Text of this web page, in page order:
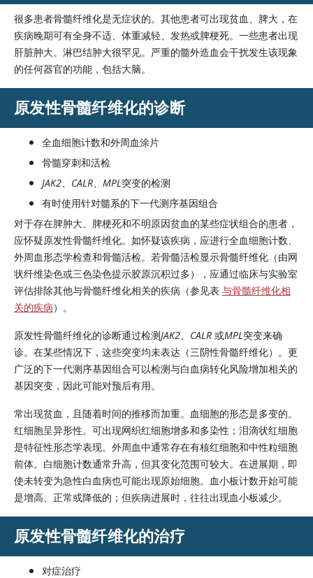
很多患者骨髓纤维化是无症状的。其他患者可出现贫血、脾大，在
疾病晚期可有全身不适、体重减轻、发热或脾梗死。一些患者出现
肝脏肿大。淋巴结肿大很罕见。严重的髓外造血会干扰发生该现象
的任何器官的功能，包括大脑。
原发性骨髓纤维化的诊断
全血细胞计数和外周血涂片
骨髓穿刺和活检
JAK2、 CALR、 MPL突变的检测
有时使用针对髓系的下一代测序基因组合
对于存在脾肿大、脾梗死和不明原因贫血的某些症状组合的患者，
应怀疑原发性骨髓纤维化。如怀疑该疾病，应进行全血细胞计数、
外周血形态学检查和骨髓活检。若骨髓活检显示骨髓纤维化（由网
状纤维染色或三色染色提示胶原沉积过多），应通过临床与实验室
评估排除其他与骨髓纤维化相关的疾病（参见表 与骨髓纤维化相
关的疾病）。
原发性骨髓纤维化的诊断通过检测JAK2、 CALR 或MPL突变来确
诊。在某些情况下，这些突变均未表达（三阴性骨髓纤维化）。更
广泛的下一代测序基因组合可以检测与白血病转化风险增加相关的
基因突变，因此可能对预后有用。
常出现贫血，且随着时间的推移而加重。血细胞的形态是多变的。
红细胞呈异形性。可出现网织红细胞增多和多染性；泪滴状红细胞
是特征性形态学表现。外周血中通常存在有核红细胞和中性粒细胞
前体。白细胞计数通常升高，但其变化范围可较大。在进展期，即
使未转变为急性白血病也可能出现原始细胞。血小板计数开始可能
是增高、正常或降低的；但疾病进展时，往往出现血小板减少。
原发性骨髓纤维化的治疗
对症治疗